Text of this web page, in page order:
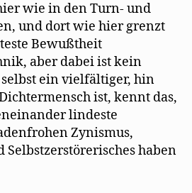
wie in den Turn- und
und dort wie hier grenzt
Bewußtheit
aber dabei ist kein
ein vielfältiger, hin
ist, kennt das,
lindeste
Zynismus,
Selbstzerstörerisches haben